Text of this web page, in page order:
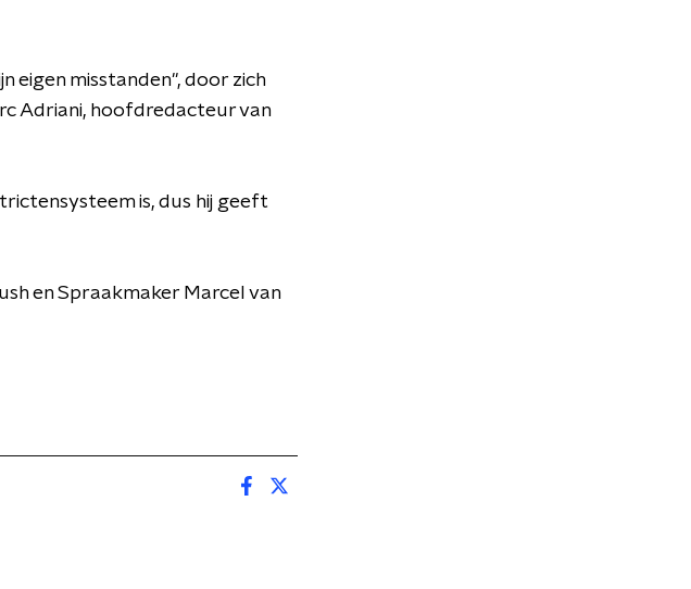
eigen misstanden", door zich
Adriani, hoofdredacteur van
is, dus hij geeft
en Spraakmaker Marcel van